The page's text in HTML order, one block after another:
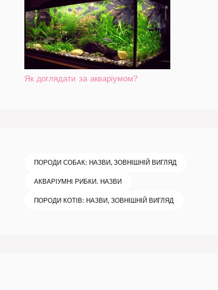
Як доглядати за акваріумом?
ПОРОДИ СОБАК: НАЗВИ, ЗОВНІШНІЙ ВИГЛЯД
АКВАРІУМНІ РИБКИ. НАЗВИ
ПОРОДИ КОТІВ: НАЗВИ, ЗОВНІШНІЙ ВИГЛЯД